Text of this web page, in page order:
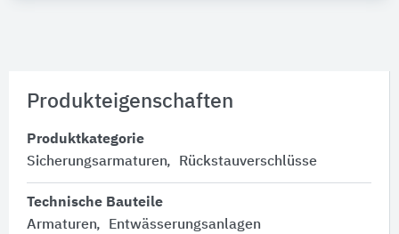
Produkteigenschaften
Produktkategorie
Sicherungsarmaturen
Rückstauverschlüsse
Technische Bauteile
Armaturen
Entwässerungsanlagen